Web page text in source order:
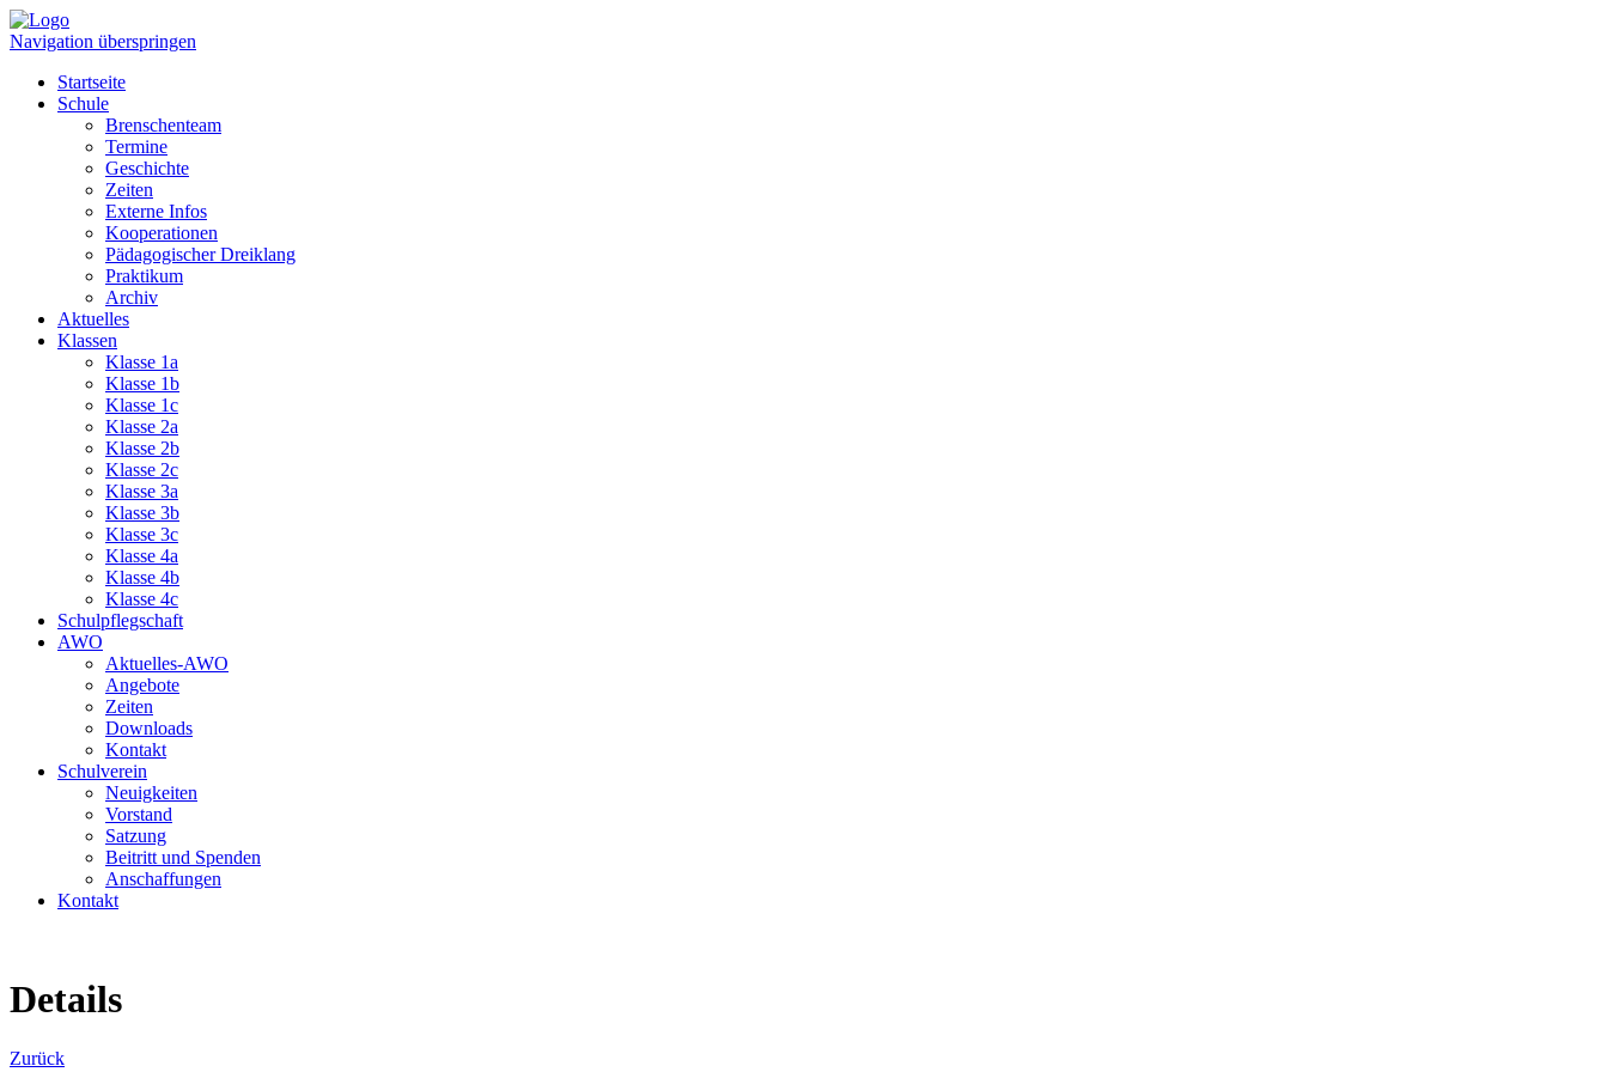
Navigation überspringen
Startseite
Schule
Brenschenteam
Termine
Geschichte
Zeiten
Externe Infos
Kooperationen
Pädagogischer Dreiklang
Praktikum
Archiv
Aktuelles
Klassen
Klasse 1a
Klasse 1b
Klasse 1c
Klasse 2a
Klasse 2b
Klasse 2c
Klasse 3a
Klasse 3b
Klasse 3c
Klasse 4a
Klasse 4b
Klasse 4c
Schulpflegschaft
AWO
Aktuelles-AWO
Angebote
Zeiten
Downloads
Kontakt
Schulverein
Neuigkeiten
Vorstand
Satzung
Beitritt und Spenden
Anschaffungen
Kontakt
Details
Zurück